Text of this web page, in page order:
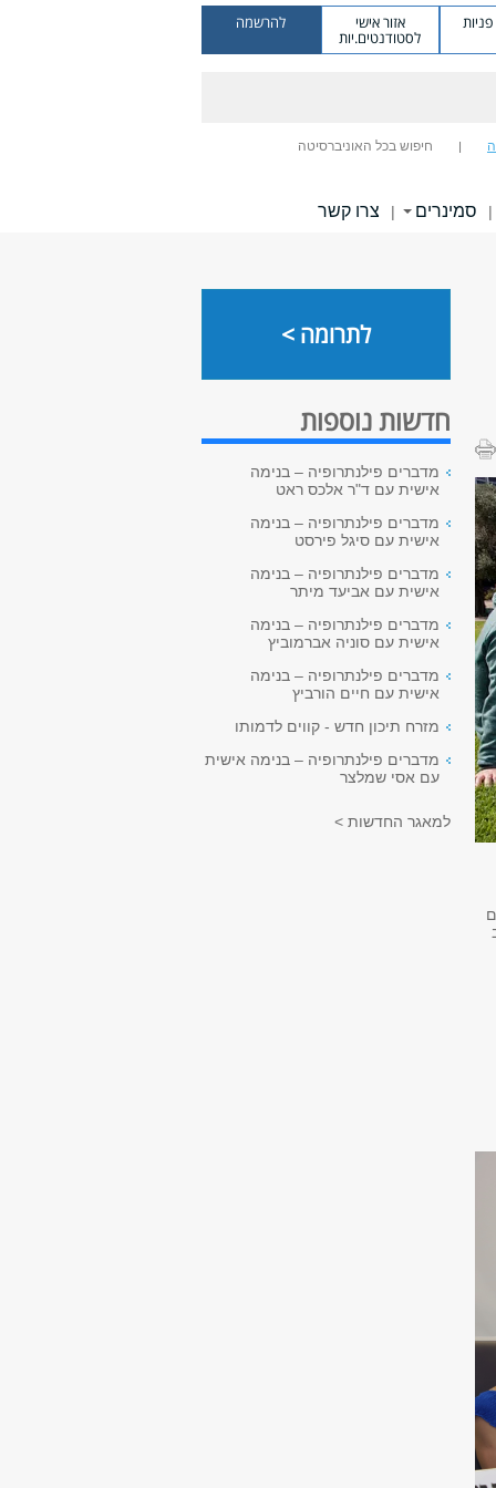
אזור אישי
לסטודנטים.יות
להרשמה
חיפוש בכל האוניברסיטה
| סמינרים | צרו קשר
לתרומה >
חדשות נוספות
מדברים פילנתרופיה – בנימה
אישית עם ד"ר אלכס ראט
מדברים פילנתרופיה – בנימה
אישית עם סיגל פירסט
מדברים פילנתרופיה – בנימה
אישית עם אביעד מיתר
מדברים פילנתרופיה – בנימה
אישית עם סוניה אברמוביץ
מדברים פילנתרופיה – בנימה
אישית עם חיים הורביץ
מזרח תיכון חדש - קווים לדמותו
מדברים פילנתרופיה – בנימה אישית
עם אסי שמלצר
למאגר החדשות >